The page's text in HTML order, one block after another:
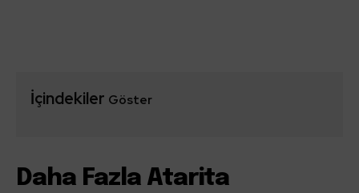
İçindekiler Göster
Daha Fazla Atarita